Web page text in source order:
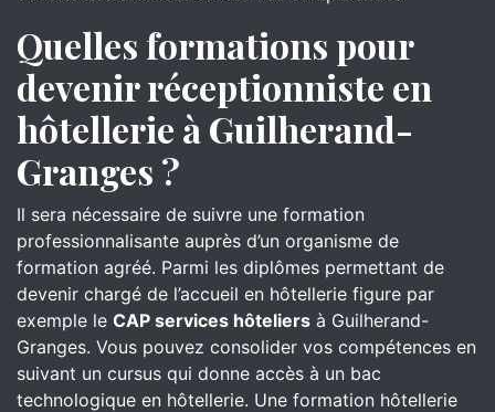
Quelles formations pour
devenir réceptionniste en
hôtellerie à Guilherand-
Granges ?
Il sera nécessaire de suivre une formation
professionnalisante auprès d’un organisme de
formation agréé. Parmi les diplômes permettant de
devenir chargé de l’accueil en hôtellerie figure par
exemple le CAP services hôteliers à Guilherand-
Granges. Vous pouvez consolider vos compétences en
suivant un cursus qui donne accès à un bac
technologique en hôtellerie. Une formation hôtellerie